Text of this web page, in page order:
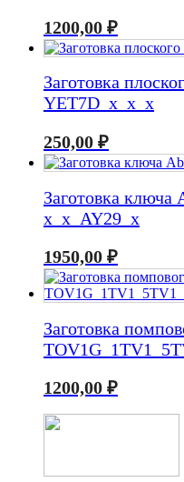
1200,00 ₽
Заготовка
YET7D_x_x_x
250,00 ₽
Заготовка
x_x_AY29_x
1950,00 ₽
Заготовка
1200,00 ₽